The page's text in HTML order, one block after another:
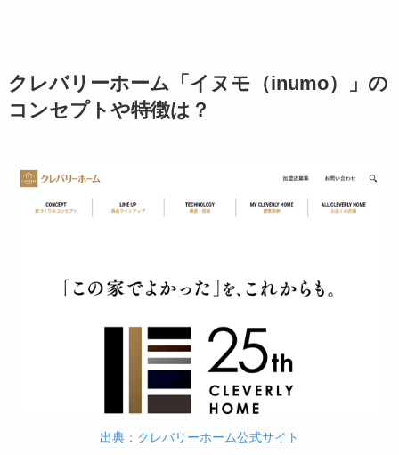
クレバリーホーム「イヌモ（inumo）」の
コンセプトや特徴は？
出典：クレバリーホーム公式サイト